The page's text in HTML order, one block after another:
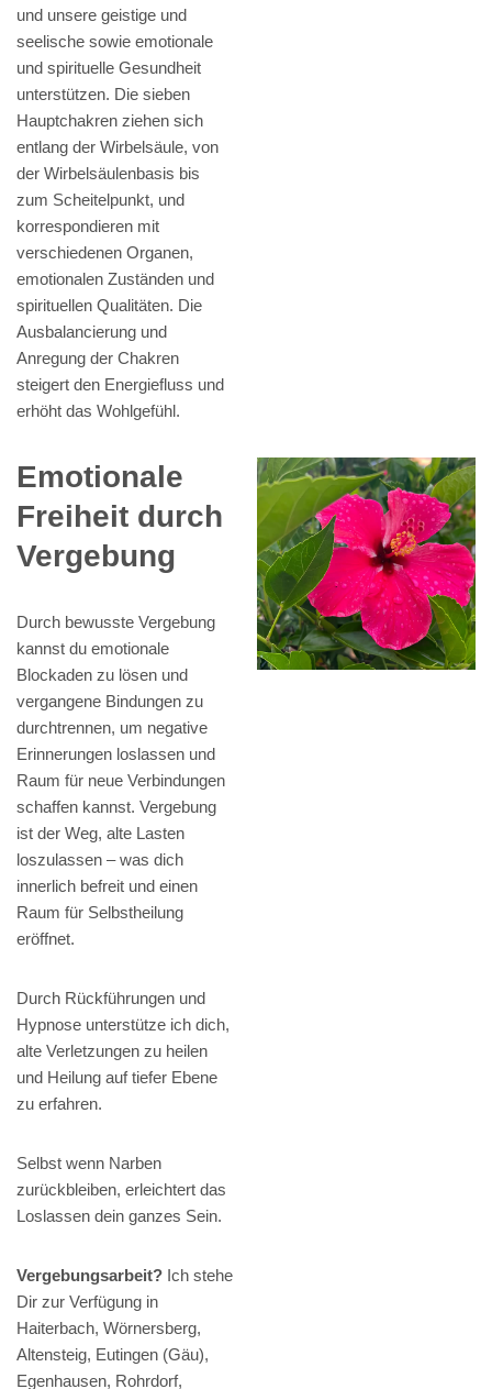
und unsere geistige und
seelische sowie emotionale
und spirituelle Gesundheit
unterstützen. Die sieben
Hauptchakren ziehen sich
entlang der Wirbelsäule, von
der Wirbelsäulenbasis bis
zum Scheitelpunkt, und
korrespondieren mit
verschiedenen Organen,
emotionalen Zuständen und
spirituellen Qualitäten. Die
Ausbalancierung und
Anregung der Chakren
steigert den Energiefluss und
erhöht das Wohlgefühl.
Emotionale
Freiheit durch
Vergebung
Durch bewusste Vergebung
kannst du emotionale
Blockaden zu lösen und
vergangene Bindungen zu
durchtrennen, um negative
Erinnerungen loslassen und
Raum für neue Verbindungen
schaffen kannst. Vergebung
ist der Weg, alte Lasten
loszulassen – was dich
innerlich befreit und einen
Raum für Selbstheilung
eröffnet.
Durch Rückführungen und
Hypnose unterstütze ich dich,
alte Verletzungen zu heilen
und Heilung auf tiefer Ebene
zu erfahren.
Selbst wenn Narben
zurückbleiben, erleichtert das
Loslassen dein ganzes Sein.
Vergebungsarbeit? Ich stehe
Dir zur Verfügung in
Haiterbach, Wörnersberg,
Altensteig, Eutingen (Gäu),
Egenhausen, Rohrdorf,